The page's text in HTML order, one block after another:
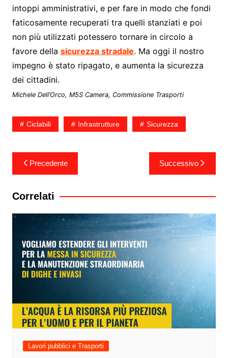
intoppi amministrativi, e per fare in modo che fondi
faticosamente recuperati tra quelli stanziati e poi
non più utilizzati potessero tornare in circolo a
favore della sicurezza stradale. Ma oggi il nostro
impegno è stato ripagato, e aumenta la sicurezza
dei cittadini.
Michele Dell’Orco, M5S Camera, Commissione Trasporti
Ciclabili Infrastrutture Sicurezza
Navigazione
articoli
Precedente Successivo
Correlati
Lavori pubblici e Trasporti